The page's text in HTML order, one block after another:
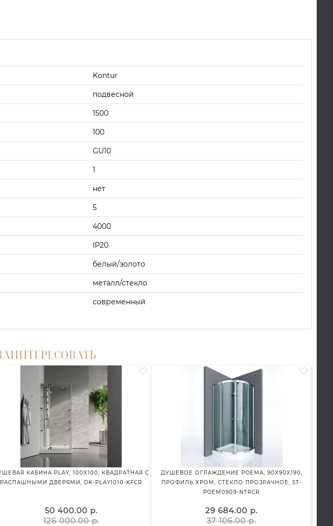
Kontur
подвесной
1500
100
GU10
1
нет
5
4000
IP20
белый/золото
металл/стекло
современный
КАБИНА PLAY, 100X100, КВАДРАТНАЯ С
РАСПАШНЫМИ ДВЕРЯМИ, DK-PLAY1010-KFCR
50 400.00 р.
126 000.00 р.
ДУШЕВОЕ ОГРАЖДЕНИЕ POEMA, 90X90X190,
ПРОФИЛЬ ХРОМ, СТЕКЛО ПРОЗРАЧНОЕ, ST-
POEM0909-NTRCR
29 684.00 р.
37 106.00 р.